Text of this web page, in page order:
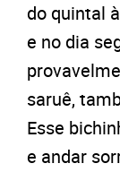
do quintal
e no dia
saruê,
Esse
e andar